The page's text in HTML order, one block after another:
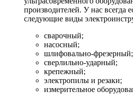
производителей. У нас всегда
следующие виды
сварочный;
насосный;
шлифовально-фрезерный;
сверлильно-ударный;
крепежный;
электропилы и резаки;
измерительное